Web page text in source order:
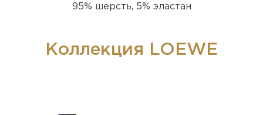
95% шерсть, 5% эластан
Коллекция LOEWE